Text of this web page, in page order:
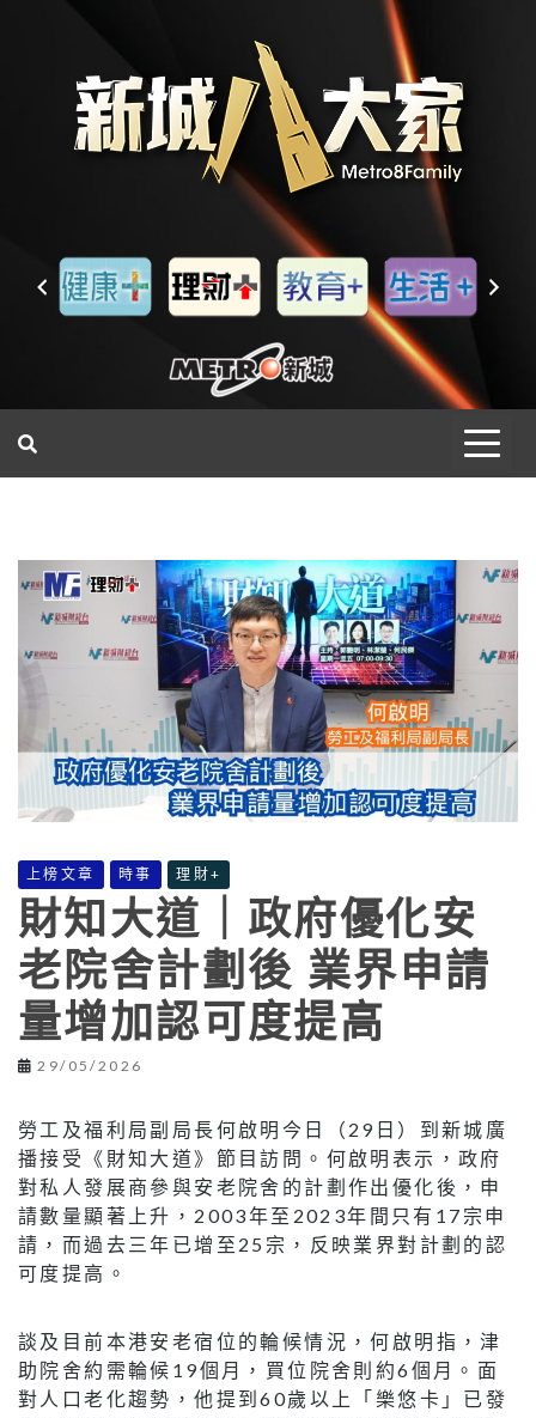
上榜文章 時事 理財+
財知大道｜政府優化安
老院舍計劃後 業界申請
量增加認可度提高
29/05/2026
勞工及福利局副局長何啟明今日（29日）到新城廣
播接受《財知大道》節目訪問。何啟明表示，政府
對私人發展商參與安老院舍的計劃作出優化後，申
請數量顯著上升，2003年至2023年間只有17宗申
請，而過去三年已增至25宗，反映業界對計劃的認
可度提高。
談及目前本港安老宿位的輪候情況，何啟明指，津
助院舍約需輪候19個月，買位院舍則約6個月。面
對人口老化趨勢，他提到60歲以上「樂悠卡」已發